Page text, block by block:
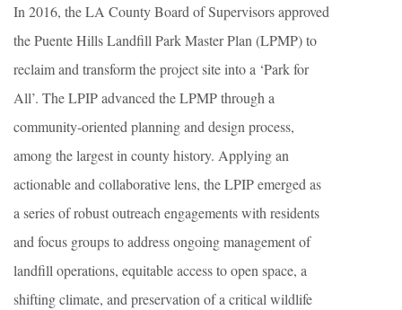
In 2016, the LA County Board of Supervisors approved
the Puente Hills Landfill Park Master Plan (LPMP) to
reclaim and transform the project site into a ‘Park for
All’. The LPIP advanced the LPMP through a
community-oriented planning and design process,
among the largest in county history. Applying an
actionable and collaborative lens, the LPIP emerged as
a series of robust outreach engagements with residents
and focus groups to address ongoing management of
landfill operations, equitable access to open space, a
shifting climate, and preservation of a critical wildlife